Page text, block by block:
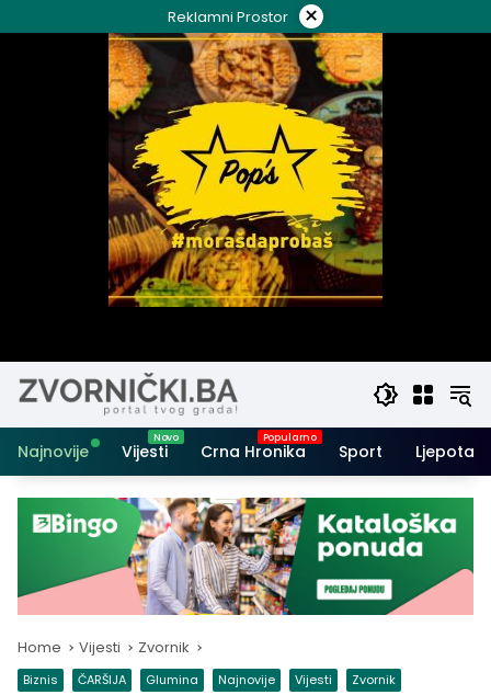
to
Reklamni Prostor ×
Najnovije Vijesti Crna Hronika Sport Ljepota i
Home Vijesti Zvornik
Biznis ČARŠIJA Glumina Najnovije Vijesti Zvornik